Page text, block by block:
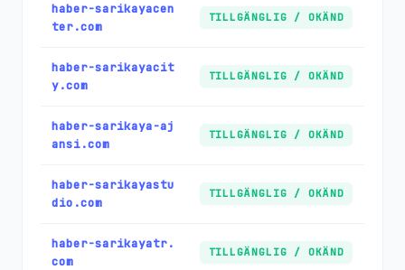
haber-sarikayacen
ter.com
TILLGÄNGLIG / OKÄND
haber-sarikayacit
y.com
TILLGÄNGLIG / OKÄND
haber-sarikaya-aj
ansi.com
TILLGÄNGLIG / OKÄND
haber-sarikayastu
dio.com
TILLGÄNGLIG / OKÄND
haber-sarikayatr.
com
TILLGÄNGLIG / OKÄND